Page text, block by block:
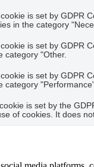
is set by GDPR
in the category
is set by GDPR
category "Other.
is set by GDPR
category
is set by the
of cookies. It does